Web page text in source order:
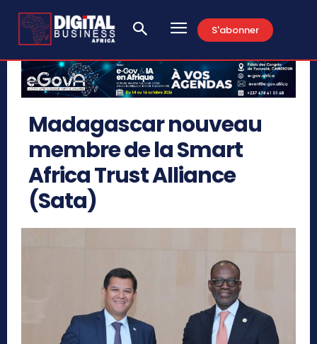
S'abonner
Madagascar nouveau
membre de la Smart
Africa Trust Alliance
(Sata)